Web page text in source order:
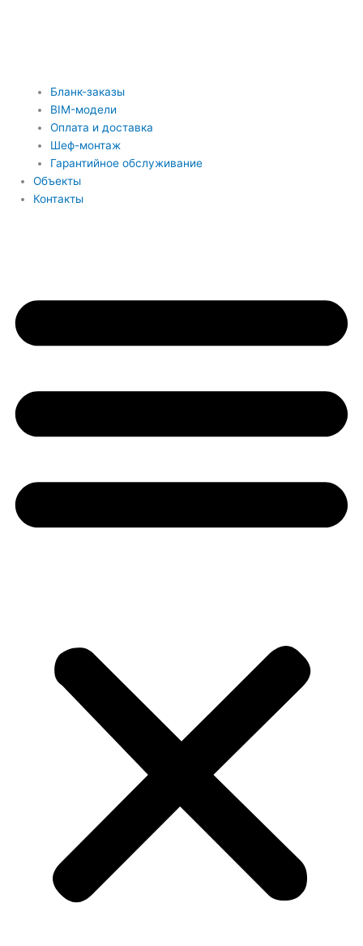
Бланк-заказы
BIM-модели
Оплата и доставка
Шеф-монтаж
Гарантийное обслуживание
Объекты
Контакты